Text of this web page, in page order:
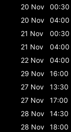
20 Nov
00:30
20 Nov
04:00
21 Nov
00:30
21 Nov
04:00
22 Nov
04:00
29 Nov
16:00
27 Nov
13:30
27 Nov
17:00
28 Nov
14:30
28 Nov
18:00